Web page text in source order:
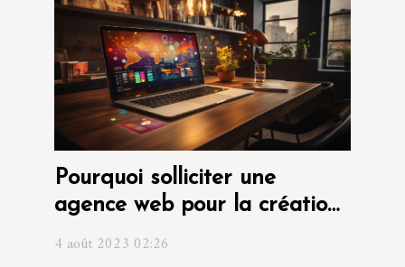
Pourquoi solliciter une
agence web pour la création
d'un site web pour votre
4 août 2023 02:26